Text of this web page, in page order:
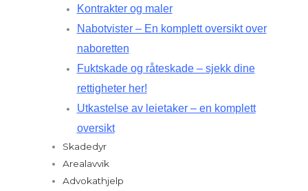
Kontrakter og maler
Nabotvister – En komplett oversikt over
naboretten
Fuktskade og råteskade – sjekk dine
rettigheter her!
Utkastelse av leietaker – en komplett
oversikt
Skadedyr
Arealavvik
Advokathjelp